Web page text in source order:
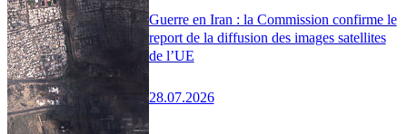
Guerre en Iran : la Commission confirme le
report de la diffusion des images satellites
de l’UE
28.07.2026